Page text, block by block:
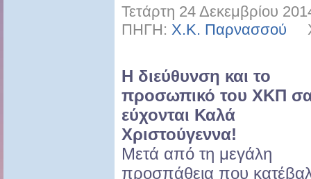
Τετάρτη 24 Δεκεμβρίου
ΠΗΓΗ: Χ.Κ. Παρνασσού
Η διεύθυνση και το
προσωπικό του XKΠ
εύχονται Καλά
Χριστούγεννα!
Μετά από τη μεγάλη
προσπάθεια που